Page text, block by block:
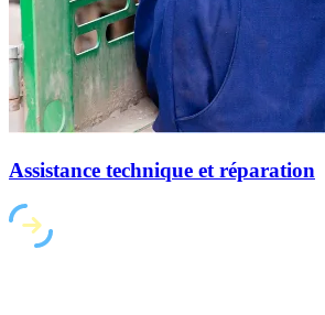
Assistance technique et réparation